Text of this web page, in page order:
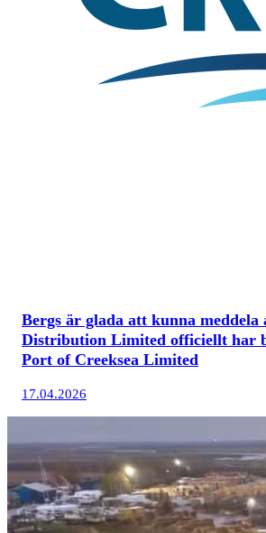
Bergs är glada att kunna meddela
Distribution Limited officiellt har
Port of Creeksea Limited
17.04.2026